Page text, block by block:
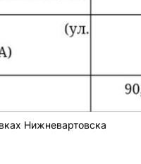
Нижневартовска